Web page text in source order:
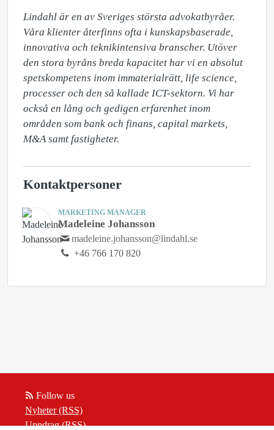
Lindahl är en av Sveriges största advokatbyråer.
Våra klienter återfinns ofta i kunskapsbaserade,
innovativa och teknikintensiva branscher. Utöver
den stora byråns breda kapacitet har vi en absolut
spetskompetens inom immaterialrätt, life science,
processer och den så kallade ICT-sektorn. Vi har
också en lång och gedigen erfarenhet inom
områden som bank och finans, capital markets,
M&A samt fastigheter.
Kontaktpersoner
MARKETING MANAGER
Madeleine Johansson
madeleine.johansson@lindahl.se
+46 766 170 820
Follow us
Nyheter (RSS)
Uppdrag (RSS)